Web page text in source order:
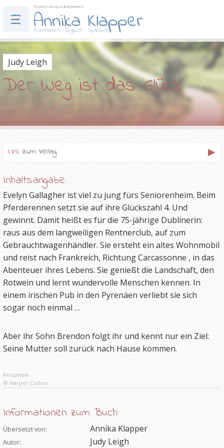
Judy Leigh
Der Weg ist das Glück
Linkzum Verlag
Inhaltsangabe:
Evelyn Gallagher ist viel zu jung fürs Seniorenheim. Beim
Pferderennen setzt sie auf ihre Glückszahl 4. Und
gewinnt. Damit heißt es für die 75-jährige Dublinerin:
raus aus dem langweiligen Rentnerclub, auf zum
Gebrauchtwagenhändler. Sie ersteht ein altes Wohnmobil
und reist nach Frankreich, Richtung Carcassonne , in das
Abenteuer ihres Lebens. Sie genießt die Landschaft, den
Rotwein und lernt wundervolle Menschen kennen. In
einem irischen Pub in den Pyrenäen verliebt sie sich
sogar noch einmal …
Aber ihr Sohn Brendon folgt ihr und kennt nur ein Ziel:
Seine Mutter soll zurück nach Hause kommen.
Resümee:
© Harper Collins
Informationen zum Buch:
Übersetzt von: Annika Klapper
Autor: Judy Leigh